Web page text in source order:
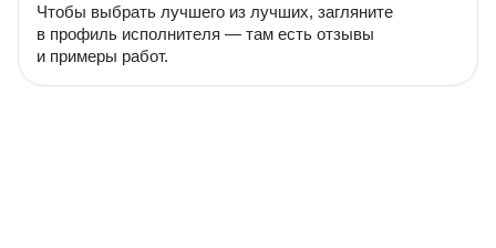
Чтобы выбрать лучшего из лучших, загляните
в профиль исполнителя — там есть отзывы
и примеры работ.